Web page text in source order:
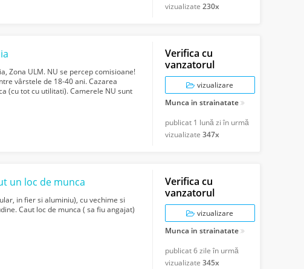
vizualizate 230x
Zona ULM. NU se percep comisioane!
vârstele de 18-40 ani. Cazarea
(cu tot cu utilitati). Camerele NU sunt
Verifica cu
vanzatorul
vizualizare
Munca in strainatate
publicat 1 lună zi în urmă
vizualizate 347x
un loc de munca
in fier si aluminiu), cu vechime si
Caut loc de munca ( sa fiu angajat)
Verifica cu
vanzatorul
vizualizare
Munca in strainatate
publicat6 zile în urmă
vizualizate 345x